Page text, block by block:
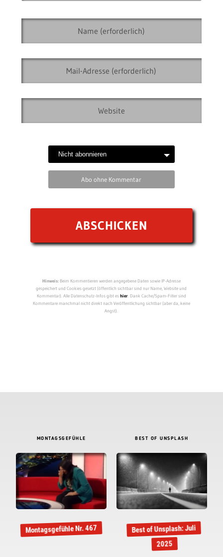
Abo ohne Kommentar
Hinweis:Beim Kommentieren werden angegebene Daten sowie IP-Adresse
gespeichert und Cookies gesetzt (öffentlich sichtbar sind nur Name, Website und
Kommentar). Alle Datenschutz-Infos gibt eshier. Dank Cache/Spam-Filter sind
Kommentare manchmal nicht direkt nach Veröffentlichung sichtbar (aber da, keine
Angst).
MONTAGSGEFÜHLE
Montagsgefühle Nr. 467
BEST OF UNSPLASH
Best of Unsplash: Juli
2025